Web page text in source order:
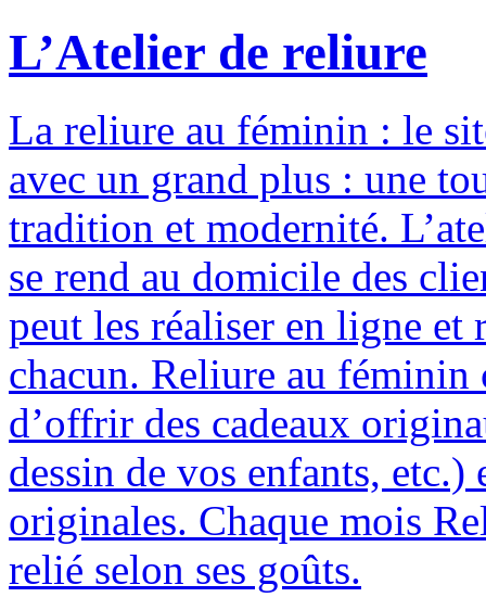
L’Atelier de reliure
La reliure au féminin : le
avec un grand plus : une
tradition et modernité.
se rend au domicile des
peut les réaliser en ligne et
chacun. Reliure au féminin
d’offrir des cadeaux
dessin de vos enfants,
originales. Chaque mois
relié selon ses goûts.